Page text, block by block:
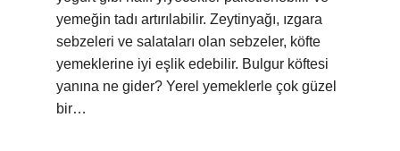
yemeğin tadı artırılabilir. Zeytinyağı, ızgara
sebzeleri ve salataları olan sebzeler, köfte
yemeklerine iyi eşlik edebilir. Bulgur köftesi
yanına ne gider? Yerel yemeklerle çok güzel
bir…